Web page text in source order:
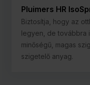
Pluimers HR
Biztosítja, hogy az
legyen, de továbbra
minőségű, magas
szigetelő anyag.